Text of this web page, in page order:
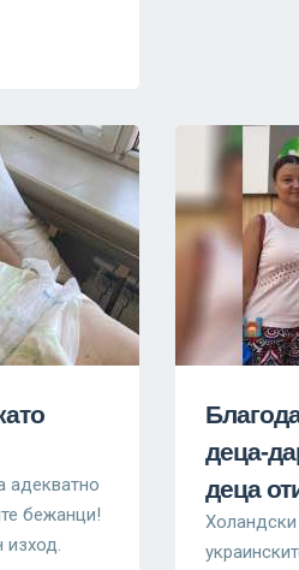
адекватно
бежанци!
изход.
деца-
деца